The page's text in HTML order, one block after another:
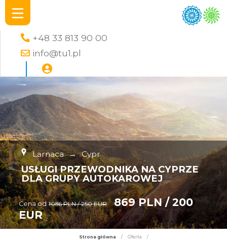
+48 33 813 90 00
info@tu1.pl
Larnaca → Cypr
USŁUGI PRZEWODNIKA NA CYPRZE
DLA GRUPY AUTOKAROWEJ
Cena od 1086 PLN / 250 EUR
869 PLN / 200
EUR
Strona główna / Oferta
/